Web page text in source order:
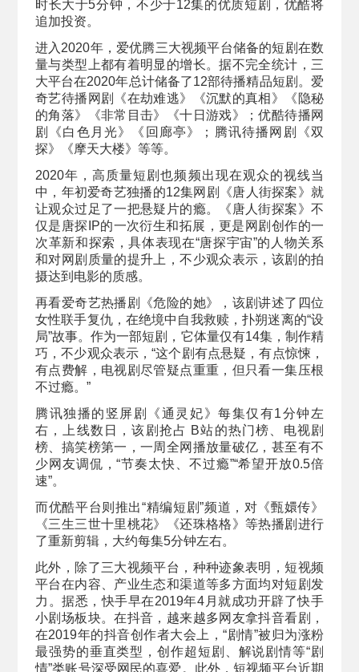
时长大于5分钟，不少于12集的优质短剧，优酷将
追加投资。
进入2020年，爱优腾三大视频平台储备的短剧在数
量与类型上都有着明显的增长。据不完全统计，三
大平台在2020年总计储备了12部待播精品短剧。爱
奇艺待播网剧《在劫难逃》《沉默的真相》《隐秘
的角落》《非常目击》《十日游戏》；优酷待播网
剧《白色月光》《回廊亭》；腾讯待播网剧《双
探》《摩天大楼》等等。
2020年，高质量短剧也频频出现在观众的视线当
中，年初爱奇艺独播的12集网剧《唐人街探案》就
让观众过足了一把悬疑片的瘾。《唐人街探案》不
仅是唐探IP的一次衍生和拓展，更是网剧创作的一
次革新和探索，具体表现在“唐探宇宙”的人物关系
和对网剧质量的提升上，不少观众表示，该剧的拍
摄达到电影的质感。
再看爱奇艺热播剧《危险的她》，该剧讲述了四位
女性联手复仇，在绝境中自我救赎，扑朔迷离的“设
局”故事。作为一部短剧，它体量仅有14集，制作精
巧，不少观众表示，“这个剧有点悬疑，有点惊悚，
有点费解，电视剧尽管疑点重重，但只看一集压根
不过瘾。”
腾讯独播的竖屏剧《通灵妃》每集仅有1分钟左
右，上线数日，该剧抢占 B站的热门榜、电视剧
榜、搞笑榜第一，一周全网播放量破亿，甚至有不
少网友调侃，“节奏太快、不过瘾”“希望开放0.5倍
速”。
而优酷平台则推出“精编短剧”频道，对《甄嬛传》
《三生三世十里桃花》《还珠格格》等热播剧进行
了重新剪辑，大约每集5分钟左右。
此外，除了三大视频平台，种种迹象表明，短视频
平台在内容、产业生态和渠道等多方面均对短剧发
力。据悉，快手早在2019年4月就成功开辟了快手
小剧场板块。在抖音，越来越多网友拿抖音看剧，
在2019年的抖音创作者大会上，“剧情”被归为涨粉
最强势的垂直类型，创作超短剧、解说剧情等“剧
情”类账号深受网民的喜爱。此外，短视频平台近期